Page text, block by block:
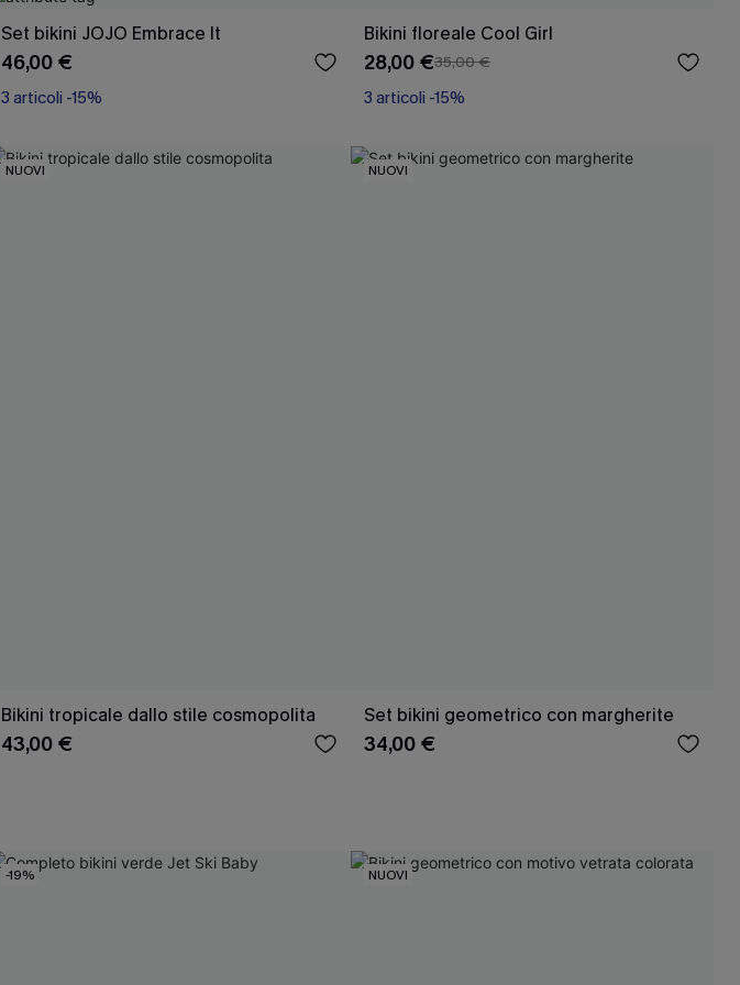
Set bikini JOJO Embrace It
46,00 €
3 articoli -15%
3 articoli -15%
Bikini floreale Cool Girl
28,00 €35,00 €
3 articoli -15%
NUOVI
Bikini tropicale dallo stile cosmopolita
43,00 €
NUOVI
Set bikini geometrico con margherite
34,00 €
-19% NUOVI